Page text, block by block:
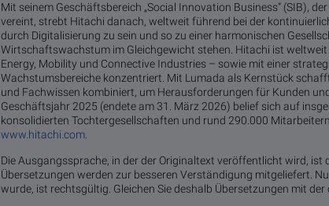
Mit seinem Geschäftsbereich „Social Innovation Business“ (SIB),
vereint, strebt Hitachi danach, weltweit führend bei der
durch Digitalisierung zu sein und so zu einer harmonischen
Wirtschaftswachstum im Gleichgewicht stehen. Hitachi ist weltweit
Energy, Mobility und Connective Industries – sowie mit einer
Wachstumsbereiche konzentriert. Mit Lumada als Kernstück
und Fachwissen kombiniert, um Herausforderungen für Kunden
Geschäftsjahr 2025 (endete am 31. März 2026) belief sich auf
konsolidierten Tochtergesellschaften und rund 290.000
www.hitachi.com.
Die Ausgangssprache, in der der Originaltext veröffentlicht wird, ist
Übersetzungen werden zur besseren Verständigung mitgeliefert.
wurde, ist rechtsgültig. Gleichen Sie deshalb Übersetzungen mit